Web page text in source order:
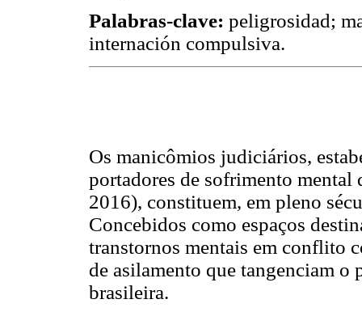
Palabras-clave: peligrosidad;
internación compulsiva.
Os manicômios judiciários,
portadores de sofrimento
2016), constituem, em pleno
Concebidos como espaços
transtornos mentais em conflito
de asilamento que tangenciam o
brasileira.